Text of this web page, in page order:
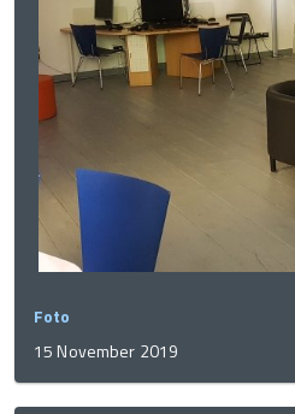
Foto
15 November 2019